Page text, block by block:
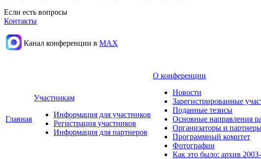
Если есть вопросы
Контакты
Канал конференции в МАХ
Главная
Участникам
Информация для участников
Регистрация участников
Информация для партнеров
О конференции
Новости
Зарегистрированные
Поданные тезисы
Основные направления
Организаторы и
Программный комитет
Фотографии
Как это было: архив